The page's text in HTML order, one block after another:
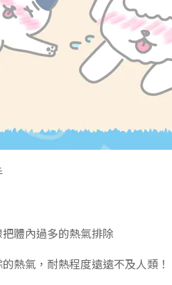
體內過多的熱氣排除
熱氣，耐熱程度遠遠不及人類！